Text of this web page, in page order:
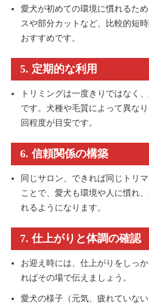
愛犬が初めての環境に慣れるた
スや部分カットなど、比較的短
おすすめです。
5. 定期的な利用
トリミングは一度きりではなく
です。犬種や毛質によって異な
回程度が目安です。
6. 信頼関係の構築
同じサロン、できれば同じトリ
ことで、愛犬も環境や人に慣れ
れるようになります。
7. 仕上がりと体調の確認
お迎え時には、仕上がりをしっ
ればその場で伝えましょう。
愛犬の様子（元気、疲れていな